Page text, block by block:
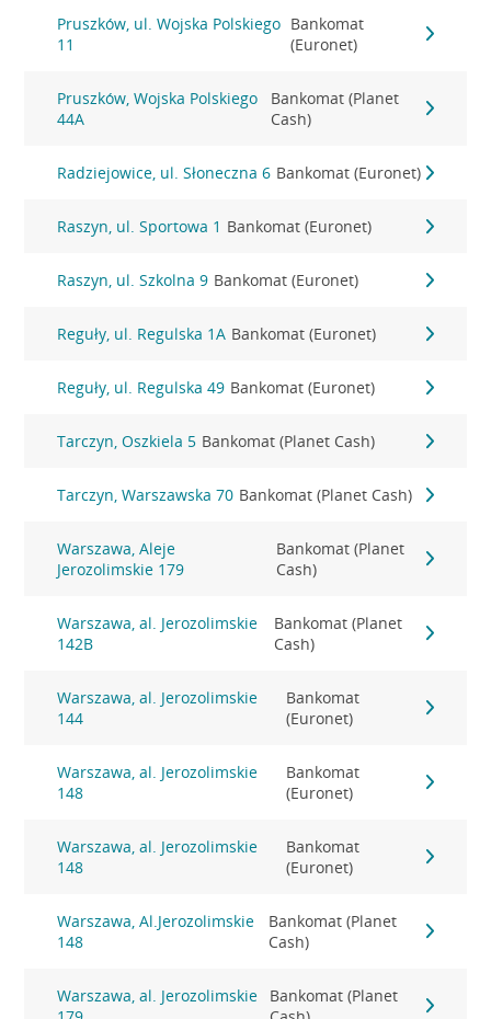
Pruszków, ul. Wojska Polskiego
11
Bankomat
(Euronet)
Pruszków, Wojska Polskiego
44A
Bankomat (Planet
Cash)
Radziejowice, ul. Słoneczna 6 Bankomat (Euronet)
Raszyn, ul. Sportowa 1 Bankomat (Euronet)
Raszyn, ul. Szkolna 9 Bankomat (Euronet)
Reguły, ul. Regulska 1A Bankomat (Euronet)
Reguły, ul. Regulska 49 Bankomat (Euronet)
Tarczyn, Oszkiela 5 Bankomat (Planet Cash)
Tarczyn, Warszawska 70 Bankomat (Planet Cash)
Warszawa, Aleje
Jerozolimskie 179
Bankomat (Planet
Cash)
Warszawa, al. Jerozolimskie
142B
Bankomat (Planet
Cash)
Warszawa, al. Jerozolimskie
144
Bankomat
(Euronet)
Warszawa, al. Jerozolimskie
148
Bankomat
(Euronet)
Warszawa, al. Jerozolimskie
148
Bankomat
(Euronet)
Warszawa, Al.Jerozolimskie
148
Bankomat (Planet
Cash)
Warszawa, al. Jerozolimskie
Bankomat (Planet